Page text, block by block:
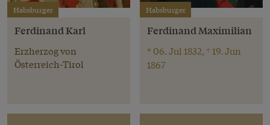
Habsburger
Ferdinand Karl
Erzherzog von
Österreich-Tirol
Habsburger
Ferdinand Maximilian
* 06. Jul 1832, † 19. Jun
1867